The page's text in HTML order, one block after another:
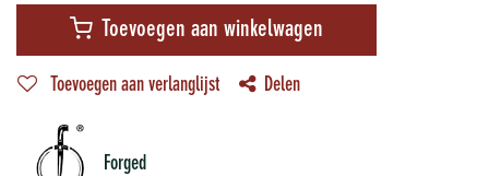
Toevoegen aan winkelwagen
Toevoegen aan verlanglijst Delen
Forged